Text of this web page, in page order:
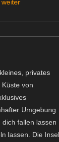
privates
von
Umgebung
fallen lassen
lassen. Die